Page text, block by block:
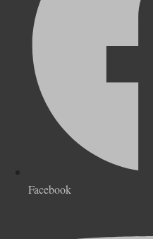
Facebook